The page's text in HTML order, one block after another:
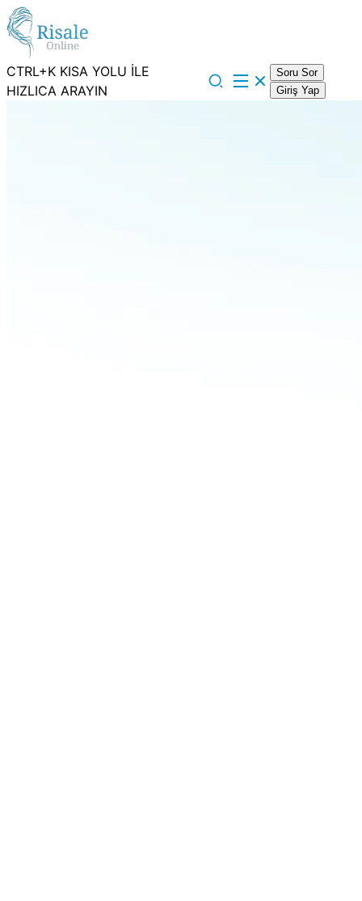
CTRL+K KISA YOLU İLE
HIZLICA ARAYIN
Soru Sor
Giriş Yap